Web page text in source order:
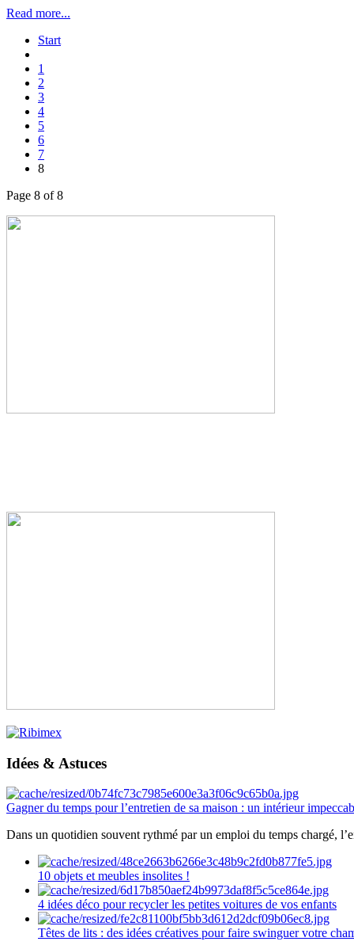
Read more...
Start
1
2
3
4
5
6
7
8
Page 8 of 8
Idées & Astuces
Gagner du temps pour l’entretien de sa maison : un intérieur
Dans un quotidien souvent rythmé par un emploi du temps chargé,
10 objets et meubles insolites !
4 idées déco pour recycler les petites voitures de vos enfants
Têtes de lits : des idées créatives pour faire swinguer votre